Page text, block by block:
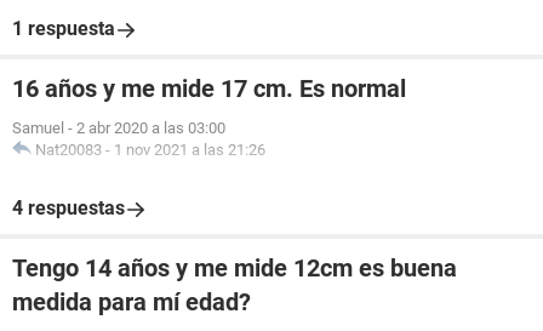
1 respuesta
16 años y me mide 17 cm. Es normal
Samuel - 2 abr 2020 a las 03:00
Nat20083 - 1 nov 2021 a las 21:26
4 respuestas
Tengo 14 años y me mide 12cm es buena
medida para mí edad?